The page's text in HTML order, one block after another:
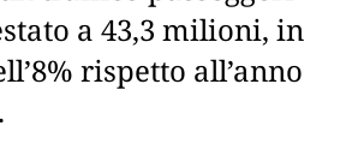
a 43,3 milioni, in
rispetto all’anno